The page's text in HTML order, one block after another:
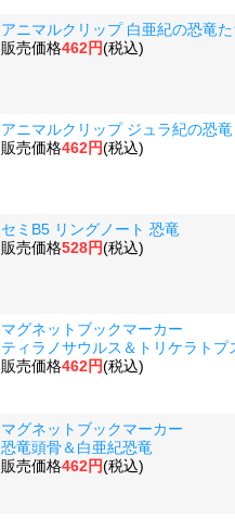
アニマルクリップ 白亜紀の恐竜た
販売価格462円(税込)
アニマルクリップ ジュラ紀の恐竜
販売価格462円(税込)
セミB5 リングノート 恐竜
販売価格528円(税込)
マグネットブックマーカー
ティラノサウルス＆トリケラトプ
販売価格462円(税込)
マグネットブックマーカー
恐竜頭骨＆白亜紀恐竜
販売価格462円(税込)